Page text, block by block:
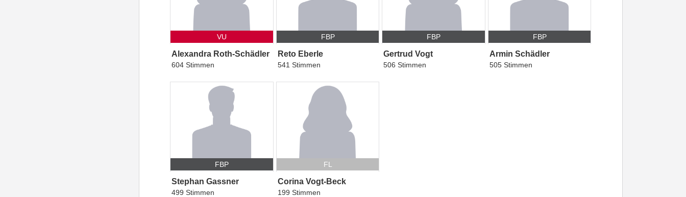
VU
Alexandra Roth-Schädler
604 Stimmen
FBP
Reto Eberle
541 Stimmen
FBP
Gertrud Vogt
506 Stimmen
FBP
Armin Schädler
505 Stimmen
FBP
Stephan Gassner
499 Stimmen
FL
Corina Vogt-Beck
199 Stimmen